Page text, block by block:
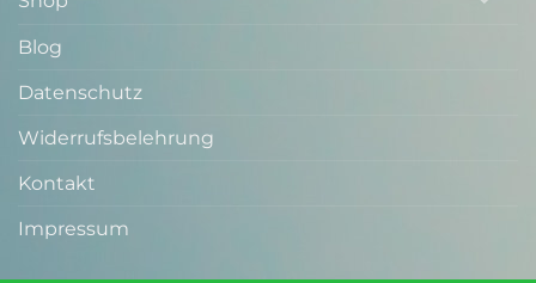
Blog
Datenschutz
Widerrufsbelehrung
Kontakt
Impressum